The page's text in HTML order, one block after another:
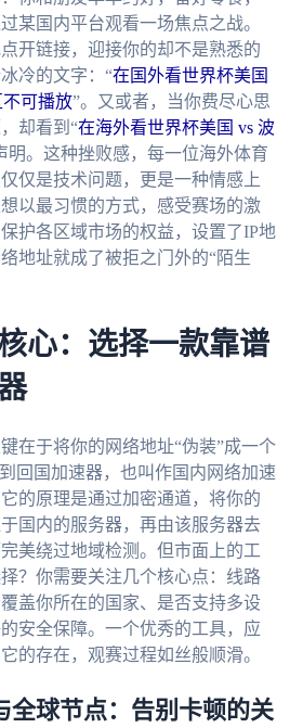
某国内平台观看一场焦点之战。
开链接，迎接你的却不是熟悉的
冷的文字：“在国外看世界杯美国
可播放”。又或者，当你费尽心思
却看到“在海外看世界杯美国 vs 波
明。这种挫败感，每一位海外体育
仅是技术问题，更是一种情感上
以最习惯的方式，感受赛场的激
护各区域市场的权益，设置了IP地
地址就成了被拒之门外的“陌生
心：选择一款靠谱
在于将你的网络地址“伪装”成一个
回国加速器，也叫作国内网络加速
的原理是通过加密通道，将你的
国内的服务器，再由该服务器去
美绕过地域检测。但市面上的工
？你需要关注几个核心点：线路
盖你所在的国家、是否支持多设
安全保障。一个优秀的工具，应
的存在，观赛过程如丝般顺滑。
全球节点：告别卡顿的关